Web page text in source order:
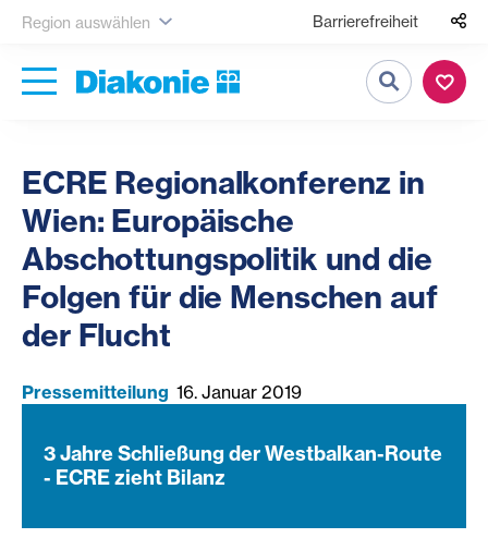
Region auswählen Barrierefreiheit
Suche
ECRE Regionalkonferenz in
Wien: Europäische
Abschottungspolitik und die
Folgen für die Menschen auf
der Flucht
Pressemitteilung 16. Januar 2019
3 Jahre Schließung der Westbalkan-Route
- ECRE zieht Bilanz